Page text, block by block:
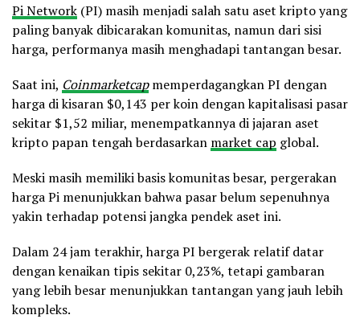
Pi Network (PI) masih menjadi salah satu aset kripto yang
paling banyak dibicarakan komunitas, namun dari sisi
harga, performanya masih menghadapi tantangan besar.
Saat ini, Coinmarketcapmemperdagangkan PI dengan
harga di kisaran $0,143 per koin dengan kapitalisasi pasar
sekitar $1,52 miliar, menempatkannya di jajaran aset
kripto papan tengah berdasarkan market cap global.
Meski masih memiliki basis komunitas besar, pergerakan
harga Pi menunjukkan bahwa pasar belum sepenuhnya
yakin terhadap potensi jangka pendek aset ini.
Dalam 24 jam terakhir, harga PI bergerak relatif datar
dengan kenaikan tipis sekitar 0,23%, tetapi gambaran
yang lebih besar menunjukkan tantangan yang jauh lebih
kompleks.